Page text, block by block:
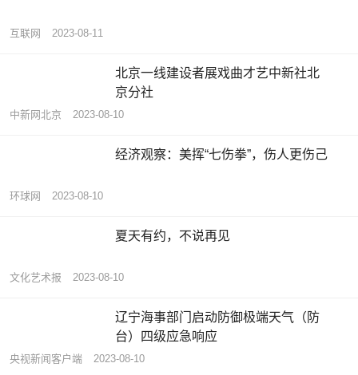
互联网 2023-08-11
北京一线建设者展戏曲才艺中新社北
京分社
中新网北京 2023-08-10
经济观察：美挥“七伤拳”，伤人更伤己
环球网 2023-08-10
夏天有约，不说再见
文化艺术报 2023-08-10
辽宁海事部门启动防御极端天气（防
台）四级应急响应
央视新闻客户端 2023-08-10